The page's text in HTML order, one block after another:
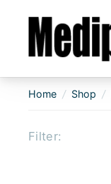
Home / Shop /
Filter: